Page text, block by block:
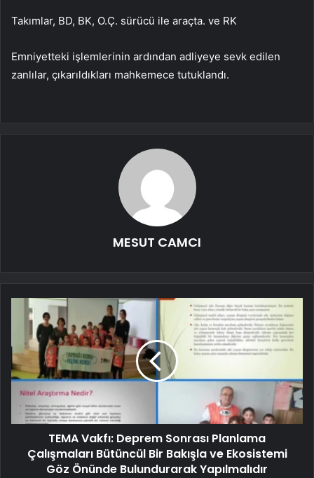
Takımlar, BD, BK, O.Ç. sürücü ile araçta. ve RK
Emniyetteki işlemlerinin ardından adliyeye sevk edilen
zanlılar, çıkarıldıkları mahkemece tutuklandı.
MESUT CAMCI
TEMA Vakfı: Deprem Sonrası Planlama
Çalışmaları Bütüncül Bir Bakışla ve Ekosistemi
Göz Önünde Bulundurarak Yapılmalıdır